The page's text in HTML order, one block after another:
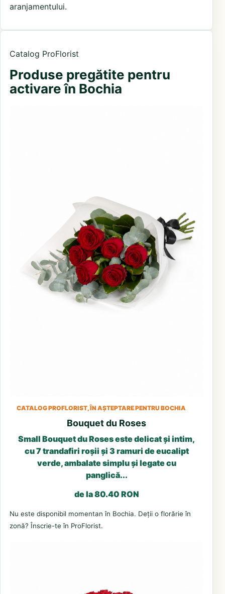
aranjamentului.
Catalog ProFlorist
Produse pregătite pentru
activare în Bochia
CATALOG PROFLORIST, ÎN AȘTEPTARE PENTRU BOCHIA
Bouquet du Roses
Small Bouquet du Roses este delicat și intim,
cu 7 trandafiri roșii și 3 ramuri de eucalipt
verde, ambalate simplu și legate cu
panglică...
de la 80.40 RON
Nu este disponibil momentan în Bochia. Deții o florărie în
zonă? Înscrie-te în ProFlorist.